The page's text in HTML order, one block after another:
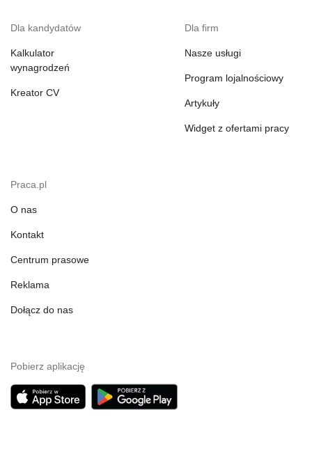
Dla kandydatów
Kalkulator
wynagrodzeń
Kreator CV
Dla firm
Nasze usługi
Program lojalnościowy
Artykuły
Widget z ofertami pracy
Praca.pl
O nas
Kontakt
Centrum prasowe
Reklama
Dołącz do nas
Pobierz aplikację